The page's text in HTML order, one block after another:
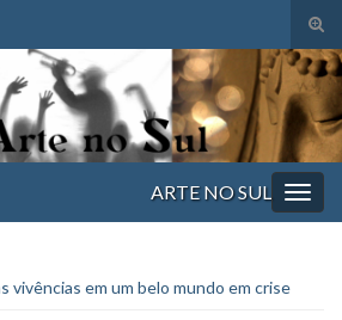
de
ARTE NO SUL
vivências em um belo mundo em crise